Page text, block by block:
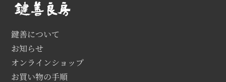
鍵善について
お知らせ
オンラインショップ
お買い物の手順